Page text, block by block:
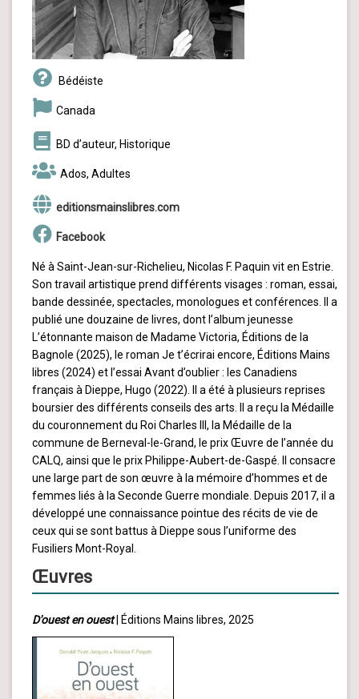
Bédéiste
Canada
BD d’auteur, Historique
Ados, Adultes
editionsmainslibres.com
Facebook
Né à Saint-Jean-sur-Richelieu, Nicolas F. Paquin vit en Estrie.
Son travail artistique prend différents visages : roman, essai,
bande dessinée, spectacles, monologues et conférences. Il a
publié une douzaine de livres, dont l’album jeunesse
L’étonnante maison de Madame Victoria, Éditions de la
Bagnole (2025), le roman Je t’écrirai encore, Éditions Mains
libres (2024) et l’essai Avant d’oublier : les Canadiens
français à Dieppe, Hugo (2022). Il a été à plusieurs reprises
boursier des différents conseils des arts. Il a reçu la Médaille
du couronnement du Roi Charles III, la Médaille de la
commune de Berneval-le-Grand, le prix Œuvre de l’année du
CALQ, ainsi que le prix Philippe-Aubert-de-Gaspé. Il consacre
une large part de son œuvre à la mémoire d’hommes et de
femmes liés à la Seconde Guerre mondiale. Depuis 2017, il a
développé une connaissance pointue des récits de vie de
ceux qui se sont battus à Dieppe sous l’uniforme des
Fusiliers Mont-Royal.
Œuvres
D'ouest en ouest| Éditions Mains libres, 2025